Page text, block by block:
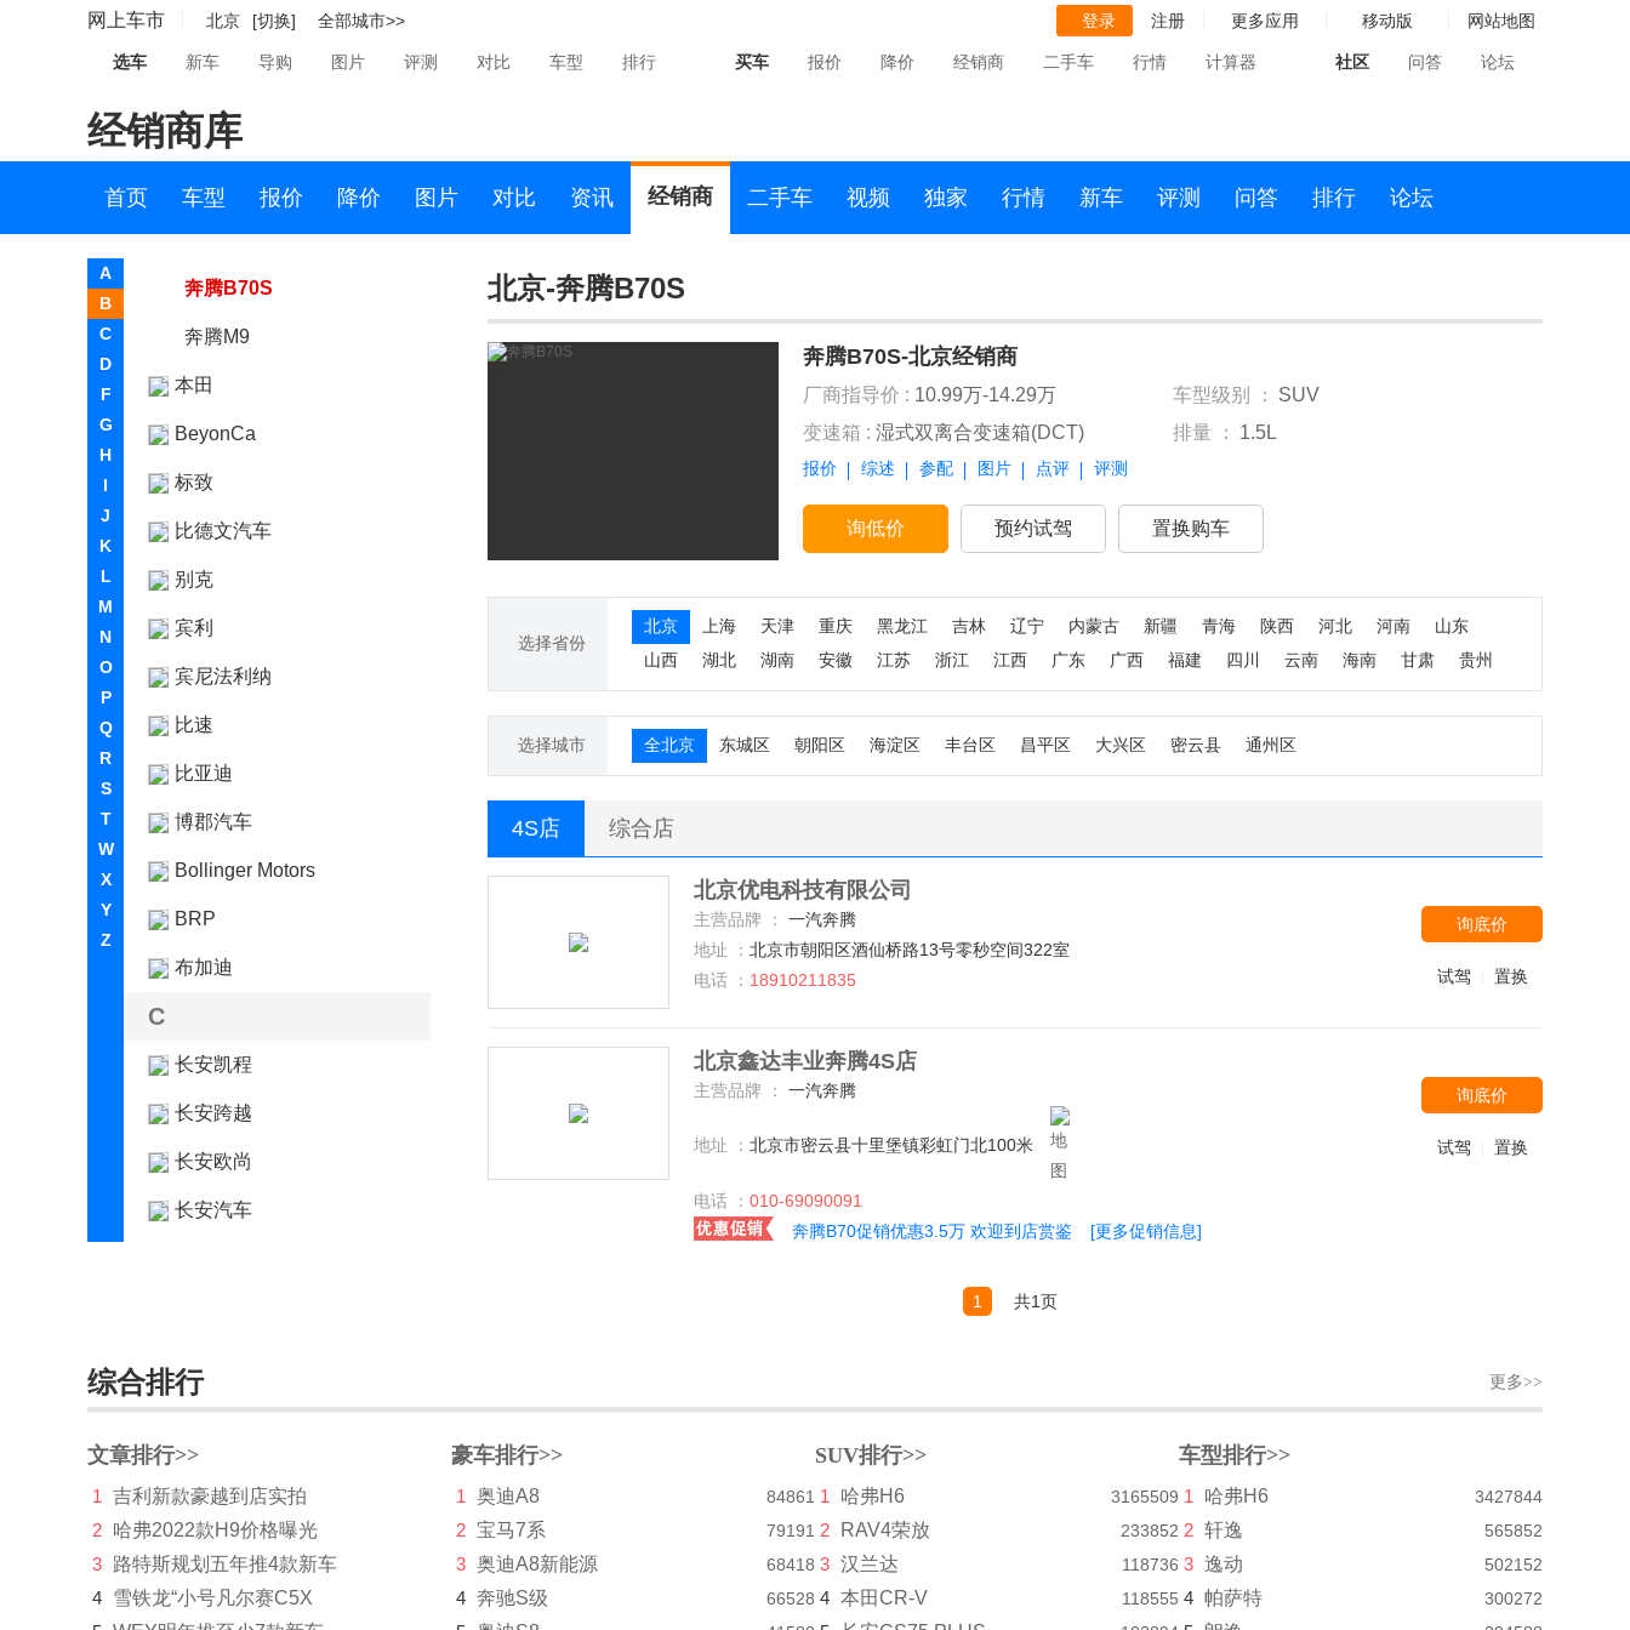
网上车市 北京 [切换] 全部城市>> 登录 注册 更多应用 移动版 网站地图
选车 新车 导购 图片 评测 对比 车型 排行 买车 报价 降价 经销商 二手车 行情 计算器 社区 问答 论坛
经销商库
首页 车型 报价 降价 图片 对比 资讯 经销商 二手车 视频 独家 行情 新车 评测 问答 排行 论坛
A
B
C
D
F
G
H
I
J
K
L
M
N
O
P
Q
R
S
T
W
X
Y
Z
B2-Concept
奔腾T55
奔腾NAT
奔腾B70S
奔腾M9
本田
BeyonCa
标致
比德文汽车
别克
宾利
宾尼法利纳
比速
比亚迪
博郡汽车
Bollinger Motors
BRP
布加迪
C
长安凯程
长安跨越
长安欧尚
长安汽车
长江汽车
昶洧
成功
川崎
北京-奔腾B70S
奔腾B70S-北京经销商
厂商指导价 : 10.99万-14.29万 车型级别 ：
SUV
变速箱 : 湿式双离合变速箱(DCT) 排量 ： 1.5L
报价 综述 参配 图片 点评 评测
询低价 预约试驾 置换购车
选择省份
北京 上海 天津 重庆 黑龙江 吉林 辽宁 内蒙古 新疆 青海 陕西 河北 河南
山东
山西
湖北 湖南 安徽 江苏 浙江 江西 广东 广西 福建 四川 云南 海南 甘肃 贵州
选择城市 全北京 东城区 朝阳区 海淀区 丰台区 昌平区 大兴区 密云县 通州区
4S店 综合店
北京优电科技有限公司
主营品牌 ：
一汽奔腾
地址 ： 北京市朝阳区酒仙桥路13号零秒空间322室
电话 ： 18910211835
询底价
试驾 置换
北京鑫达丰业奔腾4S店
主营品牌 ： 一汽奔腾
地址 ： 北京市密云县十里堡镇彩虹门北100米
电话 ： 010-69090091
奔腾B70促销优惠3.5万 欢迎到店赏鉴
[更多促销信息]
询底价
试驾 置换
1 共1页
综合排行 更多>>
文章排行>>
1
吉利新款豪越到店实拍
2 哈弗2022款H9价格曝光
3 路特斯规划五年推4款新车
4 雪铁龙“小号凡尔赛C5X
豪车排行>>
1 奥迪A8 84861
2 宝马7系 79191
3 奥迪A8新能源 68418
4 奔驰S级 66528
SUV排行>>
1 哈弗H6 3165509
2 RAV4荣放 233852
3 汉兰达 118736
4 本田CR-V 118555
车型排行>>
1 哈弗H6 3427844
2 轩逸 565852
3 逸动 502152
4 帕萨特 300272